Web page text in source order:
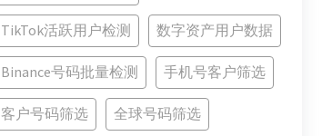
TikTok活跃用户检测 数字资产用户数据
Binance号码批量检测 手机号客户筛选
客户号码筛选 全球号码筛选